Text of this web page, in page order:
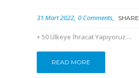
31 Mart 2022 0 Comments SHARE
+ 50 Ülkeye İhracat Yapıyoruz....
READ MORE